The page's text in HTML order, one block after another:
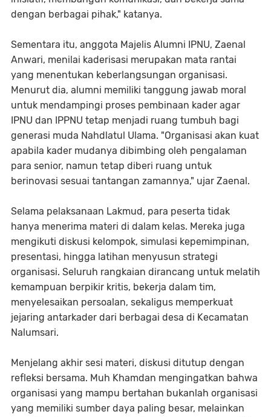
dengan berbagai pihak," katanya.
Sementara itu, anggota Majelis Alumni IPNU, Zaenal
Anwari, menilai kaderisasi merupakan mata rantai
yang menentukan keberlangsungan organisasi.
Menurut dia, alumni memiliki tanggung jawab moral
untuk mendampingi proses pembinaan kader agar
IPNU dan IPPNU tetap menjadi ruang tumbuh bagi
generasi muda Nahdlatul Ulama. "Organisasi akan kuat
apabila kader mudanya dibimbing oleh pengalaman
para senior, namun tetap diberi ruang untuk
berinovasi sesuai tantangan zamannya," ujar Zaenal.
Selama pelaksanaan Lakmud, para peserta tidak
hanya menerima materi di dalam kelas. Mereka juga
mengikuti diskusi kelompok, simulasi kepemimpinan,
presentasi, hingga latihan menyusun strategi
organisasi. Seluruh rangkaian dirancang untuk melatih
kemampuan berpikir kritis, bekerja dalam tim,
menyelesaikan persoalan, sekaligus memperkuat
jejaring antarkader dari berbagai desa di Kecamatan
Nalumsari.
Menjelang akhir sesi materi, diskusi ditutup dengan
refleksi bersama. Muh Khamdan mengingatkan bahwa
organisasi yang mampu bertahan bukanlah organisasi
yang memiliki sumber daya paling besar, melainkan